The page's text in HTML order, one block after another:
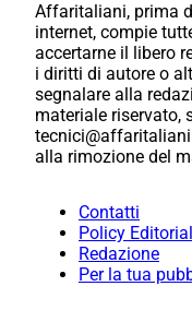
Affaritaliani, prima
internet, compie
accertarne il libero
i diritti di autore o
segnalare alla
materiale riservato,
alla rimozione del
Contatti
Policy
Redazione
Per la tua